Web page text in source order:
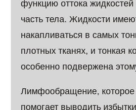
функцию оттока
часть тела. Жидкости
накапливаться в самых
плотных тканях, и тонкая
особенно подвержена
Лимфообращение,
помогает выводить